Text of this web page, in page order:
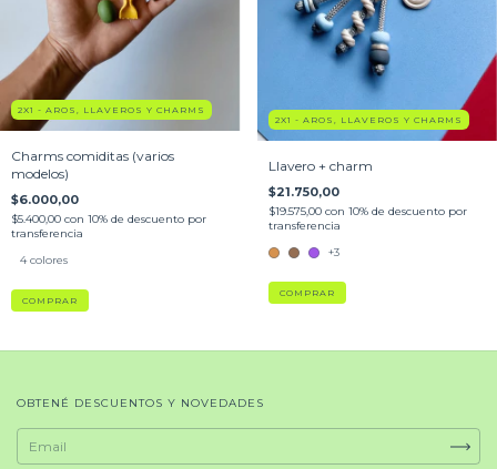
2X1 - AROS, LLAVEROS Y CHARMS
Charms comiditas (varios
modelos)
$6.000,00
$5.400,00 con 10% de descuento por
transferencia
4 colores
COMPRAR
2X1 - AROS, LLAVEROS Y CHARMS
Llavero + charm
$21.750,00
$19.575,00 con 10% de descuento por
transferencia
+3
COMPRAR
OBTENÉ DESCUENTOS Y NOVEDADES